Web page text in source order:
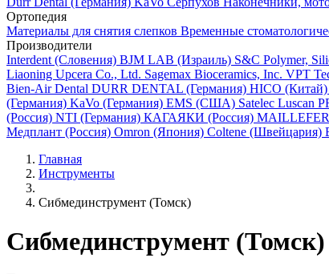
Ортопедия
Материалы для снятия слепков Временные
Производители
Interdent (Словения) BJM LAB (Израиль) S&C Polymer,
Liaoning Upcera Co., Ltd. Sagemax Bioceramics, Inc. VPT
Bien-Air Dental DURR DENTAL (Германия) HICO (Китай)
(Германия) KaVo (Германия) EMS (США) Satelec Luscan
(Россия) NTI (Германия) КАГАЯКИ (Россия)
Медплант (Россия) Omron (Япония) Coltene (Швейцария)
Главная
Инструменты
Cибмединструмент (Томск)
Cибмединструмент (Томск)